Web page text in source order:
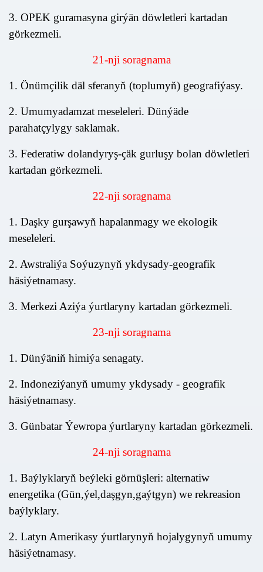
3. OPEK guramasyna girýän döwletleri kartadan
görkezmeli.
21-nji soragnama
1. Önümçilik däl sferanyň (toplumyň) geografiýasy.
2. Umumyadamzat meseleleri. Dünýäde
parahatçylygy saklamak.
3. Federatiw dolandyryş-çäk gurluşy bolan döwletleri
kartadan görkezmeli.
22-nji soragnama
1. Daşky gurşawyň hapalanmagy we ekologik
meseleleri.
2. Awstraliýa Soýuzynyň ykdysady-geografik
häsiýetnamasy.
3. Merkezi Aziýa ýurtlaryny kartadan görkezmeli.
23-nji soragnama
1. Dünýäniň himiýa senagaty.
2. Indoneziýanyň umumy ykdysady - geografik
häsiýetnamasy.
3. Günbatar Ýewropa ýurtlaryny kartadan görkezmeli.
24-nji soragnama
1. Baýlyklaryň beýleki görnüşleri: alternatiw
energetika (Gün,ýel,daşgyn,gaýtgyn) we rekreasion
baýlyklary.
2. Latyn Amerikasy ýurtlarynyň hojalygynyň umumy
häsiýetnamasy.